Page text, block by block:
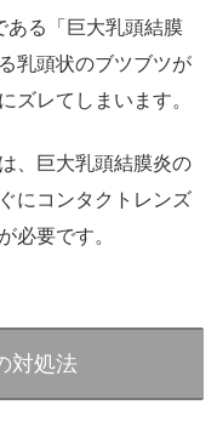
ある「巨大乳頭結膜
乳頭状のブツブツが
ズレてしまいます。
、巨大乳頭結膜炎の
にコンタクトレンズ
必要です。
対処法